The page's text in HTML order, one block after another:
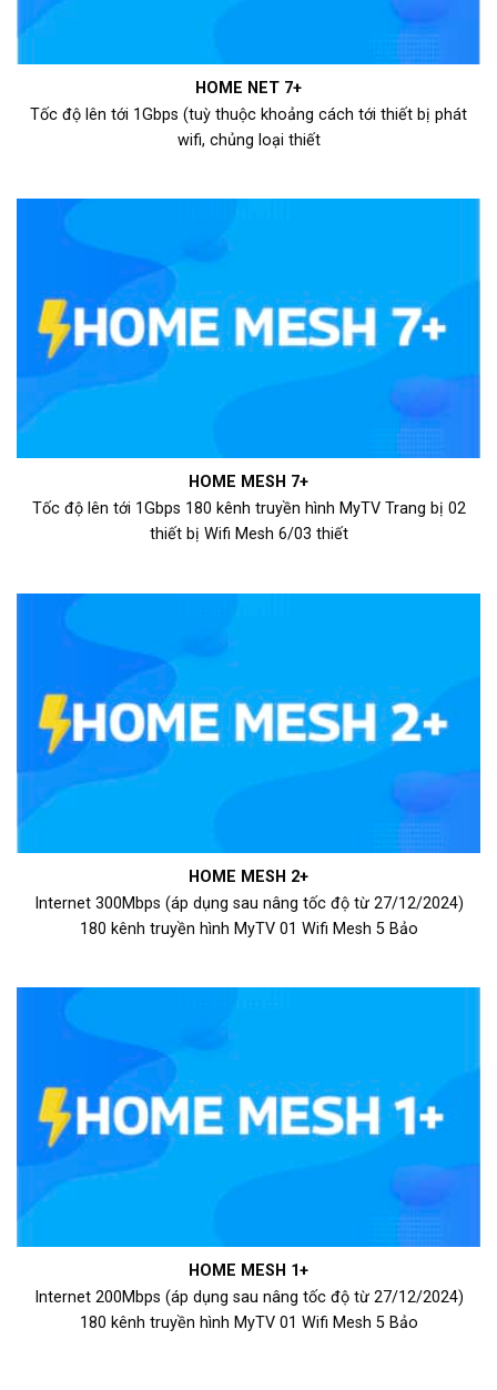
HOME NET 7+
Tốc độ lên tới 1Gbps (tuỳ thuộc khoảng cách tới thiết bị phát
wifi, chủng loại thiết
HOME MESH 7+
Tốc độ lên tới 1Gbps 180 kênh truyền hình MyTV Trang bị 02
thiết bị Wifi Mesh 6/03 thiết
HOME MESH 2+
Internet 300Mbps (áp dụng sau nâng tốc độ từ 27/12/2024)
180 kênh truyền hình MyTV 01 Wifi Mesh 5 Bảo
HOME MESH 1+
Internet 200Mbps (áp dụng sau nâng tốc độ từ 27/12/2024)
180 kênh truyền hình MyTV 01 Wifi Mesh 5 Bảo